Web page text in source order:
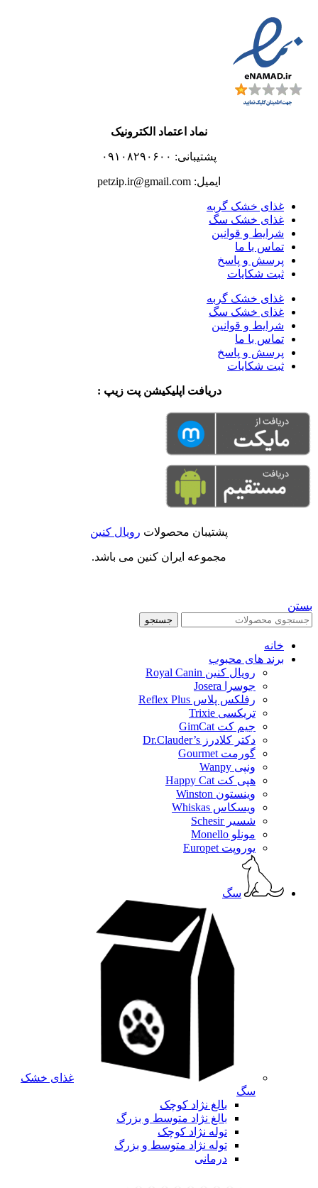
نماد اعتماد الکترونیک
پشتیبانی: ۰۹۱۰۸۲۹۰۶۰۰
ایمیل: petzip.ir@gmail.com
غذای خشک گربه
غذای خشک سگ
شرایط و قوانین
تماس با ما
پرسش و پاسخ
ثبت شکایات
غذای خشک گربه
غذای خشک سگ
شرایط و قوانین
تماس با ما
پرسش و پاسخ
ثبت شکایات
دریافت اپلیکیشن پت زیپ :
پشتیبان محصولات رویال کنین
مجموعه ایران کنین می باشد.
بستن
جستجو
خانه
برند های محبوب
رویال کنین Royal Canin
جوسرا Josera
رفلکس پلاس Reflex Plus
تریکسی Trixie
جیم کت GimCat
دکتر کلادرز Dr.Clauder’s
گورمت Gourmet
ونپی Wanpy
هپی کت Happy Cat
وینستون Winston
ویسکاس Whiskas
شسیر Schesir
مونلو Monello
یوروپت Europet
سگ
غذای خشک
سگ
بالغ نژاد کوچک
بالغ نژاد متوسط و بزرگ
توله نژاد کوچک
توله نژاد متوسط و بزرگ
درمانی